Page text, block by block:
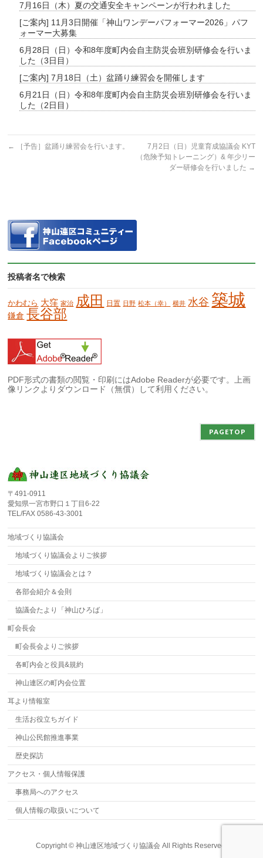
7月16日（木）夏の交通安全キャンペーンが行われました
[ご案内] 11月3日開催「神山ワンデーパフォーマー2026」パフ
ォーマー大募集
6月28日（日）令和8年度町内会自主防災会班別研修会を行いま
した（3日目）
[ご案内] 7月18日（土）盆踊り練習会を開催します
6月21日（日）令和8年度町内会自主防災会班別研修会を行いま
した（2日目）
← ［予告］盆踊り練習会を行います。
7月2日（日）児童育成協議会 KYT
（危険予知トレーニング）& 年少リー
ダー研修会を行いました →
投稿者名で検索
かわむら 大窪 家治 成田 日置 日野 松本（幸） 横井 水谷 築城
鎌倉 長谷部
PDF形式の書類の閲覧・印刷にはAdobe Readerが必要です。上画
像リンクよりダウンロード（無償）して利用ください。
PAGETOP
〒491-0911
愛知県一宮市野口１丁目6-22
TEL/FAX 0586-43-3001
地域づくり協議会
地域づくり協議会よりご挨拶
地域づくり協議会とは？
各部会紹介＆会則
協議会たより「神山ひろば」
町会長会
町会長会よりご挨拶
各町内会と役員&規約
神山連区の町内会位置
耳より情報室
生活お役立ちガイド
神山公民館推進事業
歴史探訪
アクセス・個人情報保護
事務局へのアクセス
個人情報の取扱いについて
Copyright © 神山連区地域づくり協議会All Rights Reserved.